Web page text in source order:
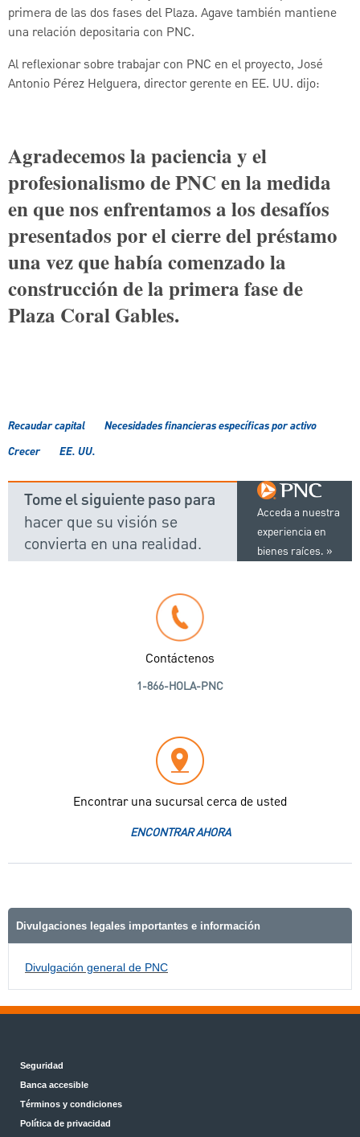
primera de las dos fases del Plaza. Agave también mantiene
una relación depositaria con PNC.
Al reflexionar sobre trabajar con PNC en el proyecto, José
Antonio Pérez Helguera, director gerente en EE. UU. dijo:
Agradecemos la paciencia y el
profesionalismo de PNC en la medida
en que nos enfrentamos a los desafíos
presentados por el cierre del préstamo
una vez que había comenzado la
construcción de la primera fase de
Plaza Coral Gables.
Recaudar capital
Necesidades financieras específicas por activo
Crecer
EE. UU.
Acceda a nuestra
experiencia en
bienes raíces.
Tome el siguiente paso para
hacer que su visión se
convierta en una realidad.
Contáctenos
1-866-HOLA-PNC
Encontrar una sucursal cerca de usted
ENCONTRAR AHORA
Divulgaciones legales importantes e información
Divulgación general de PNC
Seguridad
Banca accesible
Términos y condiciones
Política de privacidad